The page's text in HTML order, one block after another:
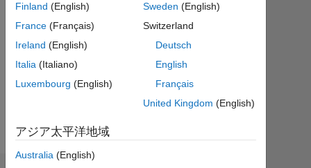
Followers:
Following:
Finland (English)
France (Français)
Ireland (English)
Italia (Italiano)
Luxembourg (English)
Sweden (English)
Switzerland
Deutsch
English
Français
United Kingdom (English)
アジア太平洋地域
Australia (English)